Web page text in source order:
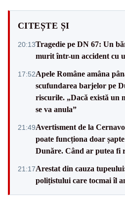
CITEȘTE ȘI
20:13Tragedie pe DN 67: Un
murit într-un accident cu
17:52Apele Române amâna
scufundarea barjelor pe
riscurile. „Dacă există un
se va anula”
21:49Avertisment de la
poate funcționa doar
Dunăre. Când ar putea fi
21:17Arestat din cauza
polițistului care tocmai îl